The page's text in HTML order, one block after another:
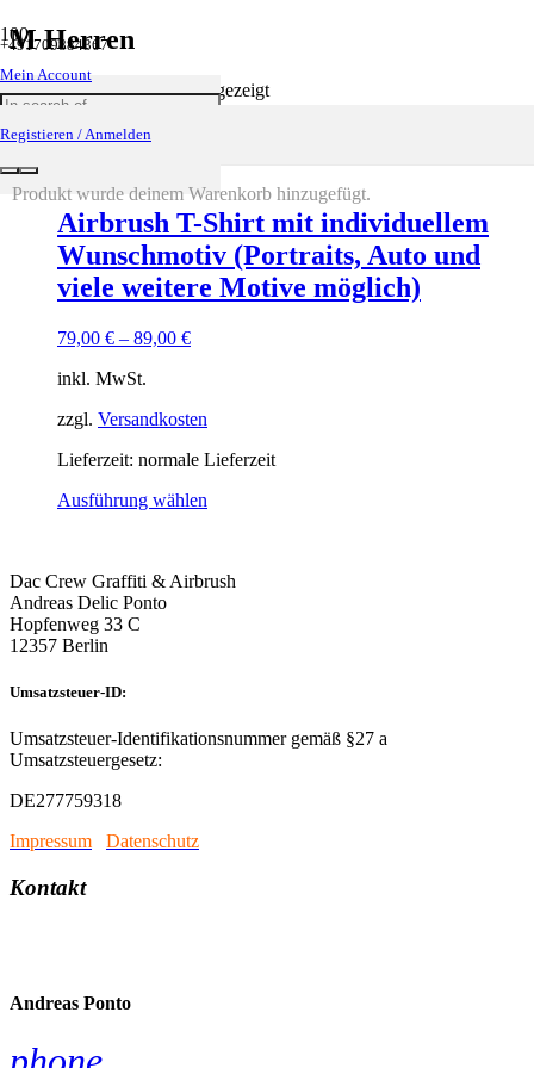
+491709884367
Mein Account
Registieren / Anmelden
Produkt wurde deinem Warenkorb hinzugefügt.
M Herren
Einzelnes Ergebnis wird angezeigt
Airbrush T-Shirt mit individuellem
Wunschmotiv (Portraits, Auto und
viele weitere Motive möglich)
79,00 € – 89,00 €
inkl. MwSt.
zzgl. Versandkosten
Lieferzeit: normale Lieferzeit
Ausführung wählen
Dac Crew Graffiti & Airbrush
Andreas Delic Ponto
Hopfenweg 33 C
12357 Berlin
Umsatzsteuer-ID:
Umsatzsteuer-Identifikationsnummer gemäß §27 a
Umsatzsteuergesetz:
DE277759318
Impressum
Datenschutz
Kontakt
Andreas Ponto